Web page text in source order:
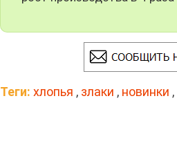
Теги: хлопья , злаки , новинки ,